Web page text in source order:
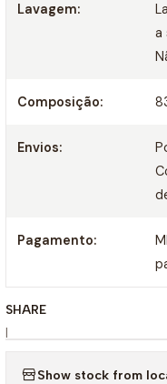
Lavagem:
a
Composição:
Envios:
Pagamento:
SHARE
|
Show stock from